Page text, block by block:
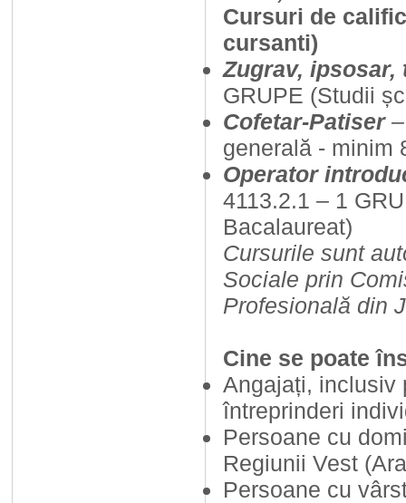
Cursuri de
cursanti)
Zugrav, ipsosar,
GRUPE (Studii
Cofetar-Patiser–
generală - minim
Operator
4113.2.1 – 1
Bacalaureat)
Cursurile sunt
Sociale prin
Profesională din
Cine se poate
Angajați, inclusiv
întreprinderi
Persoane cu
Regiunii Vest
Persoane cu